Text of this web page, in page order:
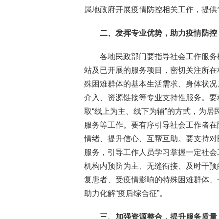
属地政府开展疫情防控相关工作，提
二、发挥专业优势，助力疫情防控
各地民政部门要指导社会工作服
站及已开展的服务项目，密切关注所
殊困难群体的基本生活需求、身体状
介入、资源链接等专业支持性服务。
取“线上为主、线下为辅”的方式，为
服务等工作。要有序引导社会工作者
情绪、提升信心、互帮互助。要支持
服务，引导工作人员学习掌握一定社
机构内预防为主、无缝衔接、及时干
复患者、受疫情影响的特殊困难群体
助力化解“疫后综合征”。
三、加强资源整合，提升服务质量